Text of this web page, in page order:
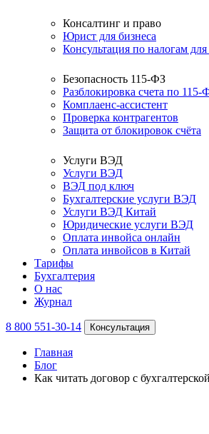
Консалтинг и право
Юрист для бизнеса
Консультация по налогам для
Безопасность 115-ФЗ
Разблокировка счета по 115-
Комплаенс-ассистент
Проверка контрагентов
Защита от блокировок счёта
Услуги ВЭД
Услуги ВЭД
ВЭД под ключ
Бухгалтерские услуги ВЭД
Услуги ВЭД Китай
Юридические услуги ВЭД
Оплата инвойса онлайн
Оплата инвойсов в Китай
Тарифы
Бухгалтерия
О нас
Журнал
8 800 551-30-14 Консультация
Главная
Блог
Как читать договор с